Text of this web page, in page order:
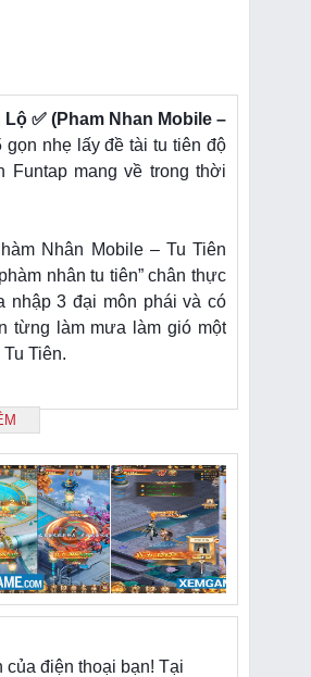
✅ (Pham Nhan Mobile –
gọn nhẹ lấy đề tài tu tiên độ
Funtap mang về trong thời
Nhân Mobile – Tu Tiên
nhân tu tiên” chân thực
3 đại môn phái và có
từng làm mưa làm gió một
Tiên.
Tiên Lộ sẽ theo hướng H5,
những lần trúc cơ luyện
phi thăng, rèn luyện công
hoàn toàn”rảnh tay”.
hoàn toàn tự động làm các
cửa ải cho bạn nên nhiệm
khiêu chiến các hoạt động,
sẽ được thiết kế để mang
khi tu tiên hay diệt yêu
điện thoại bạn! Tại